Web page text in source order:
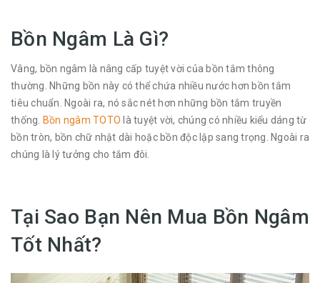
Bồn Ngâm Là Gì?
Vâng, bồn ngâm là nâng cấp tuyệt vời của bồn tắm thông
thường. Những bồn này có thể chứa nhiều nước hơn bồn tắm
tiêu chuẩn. Ngoài ra, nó sắc nét hơn những bồn tắm truyền
thống. Bồn ngâm TOTO là tuyệt vời, chúng có nhiều kiểu dáng từ
bồn tròn, bồn chữ nhật dài hoặc bồn độc lập sang trọng. Ngoài ra
chúng là lý tưởng cho tắm đôi.
Tại Sao Bạn Nên Mua Bồn Ngâm
Tốt Nhất?